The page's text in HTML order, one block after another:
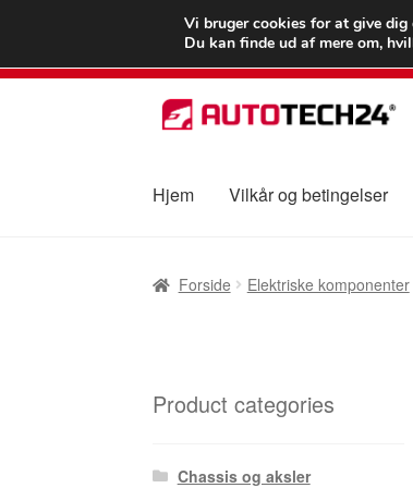
Spring
til
Spring
til
Hjem Vilkår og betingelser
Forside Elektriske komponenter
Product categories
Chassis og aksler
Vi bruger cookies for at give dig
Du kan finde ud af mere om,